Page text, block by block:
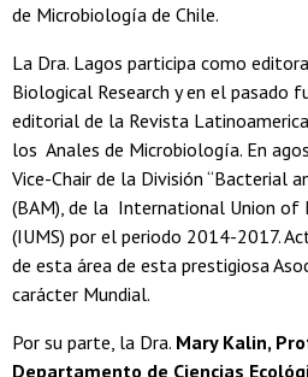
de Microbiología de Chile.
La Dra. Lagos participa como
Biological Research y en el pasado
editorial de la Revista
los Anales de Microbiología. En
Vice-Chair de la División “Bacterial
(BAM), de la International Union of
(IUMS) por el periodo 2014-2017.
de esta área de esta prestigiosa
carácter Mundial.
Por su parte, la Dra. Mary Kalin,
Departamento de Ciencias